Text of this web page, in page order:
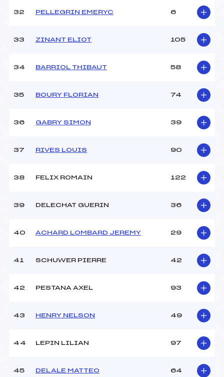
32 PELLEGRIN EMERYC 6
33 ZINANT ELIOT 105
34 BARRIOL THIBAUT 58
35 BOURY FLORIAN 74
36 GABRY SIMON 39
37 RIVES LOUIS 90
38 FELIX ROMAIN 122
39 DELECHAT GUERIN 36
40 ACHARD LOMBARD JEREMY 29
41 SCHUWER PIERRE 42
42 PESTANA AXEL 93
43 HENRY NELSON 49
44 LEPIN LILIAN 97
45 DELALE MATTEO 64